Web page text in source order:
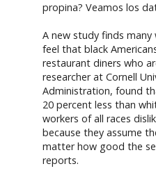
propina? Veamos los
A new study finds
feel that black
restaurant diners who
researcher at Cornell
Administration, found
20 percent less than
workers of all races
because they assume
matter how good the
reports.